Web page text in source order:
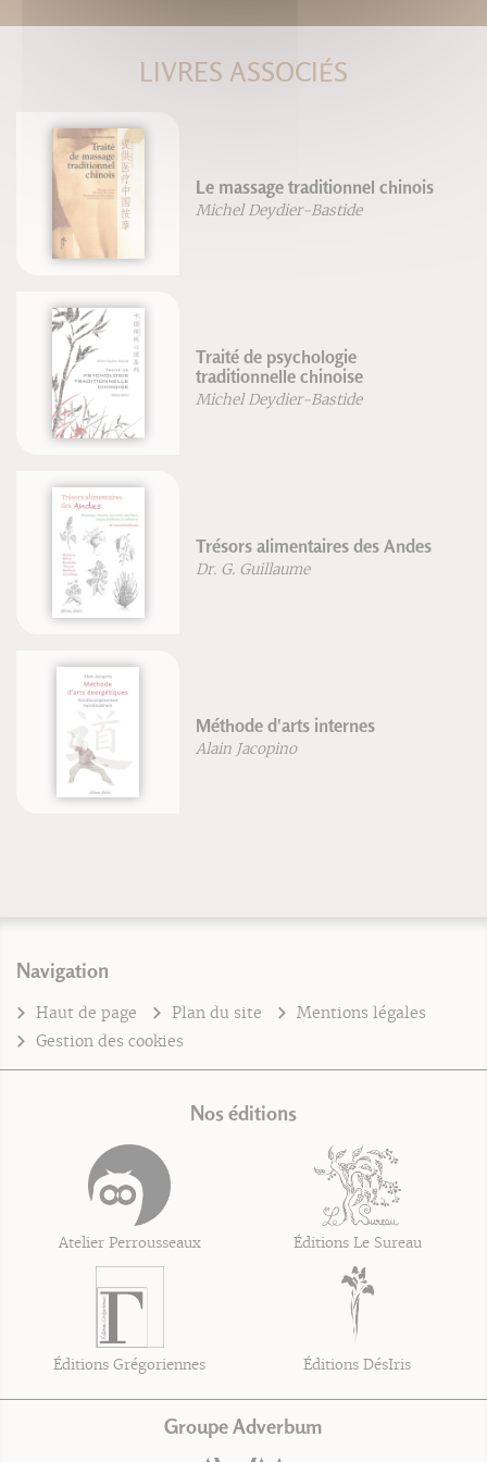
LIVRES ASSOCIÉS
Le massage traditionnel chinois
Michel Deydier-Bastide
Traité de psychologie
traditionnelle chinoise
Michel Deydier-Bastide
Trésors alimentaires des Andes
Dr. G. Guillaume
Méthode d'arts internes
Alain Jacopino
Navigation
Haut de page Plan du site
Mentions légales
Gestion des cookies
Nos éditions
Atelier Perrousseaux Éditions Le Sureau
Éditions Grégoriennes Éditions DésIris
Groupe Adverbum